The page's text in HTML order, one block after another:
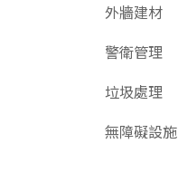
外牆建材
警衛管理
垃圾處理
無障礙設施